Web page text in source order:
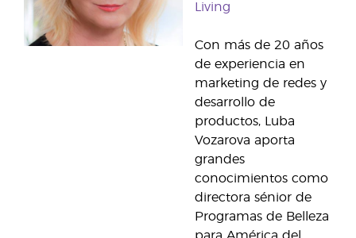
Living
Con más de 20 años
de experiencia en
marketing de redes y
desarrollo de
productos, Luba
Vozarova aporta
grandes
conocimientos como
directora sénior de
Programas de Belleza